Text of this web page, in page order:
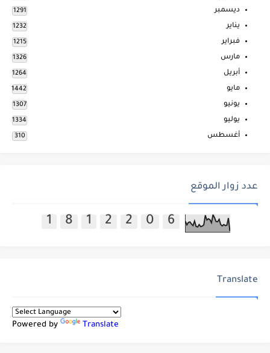
ديسمبر 1291
يناير 1232
فبراير 1215
مارس 1326
أبريل 1264
مايو 1442
يونيو 1307
يوليو 1334
أغسطس 310
عدد زوار الموقع
1 8 1 2 2 0 6
Translate
Powered by Translate